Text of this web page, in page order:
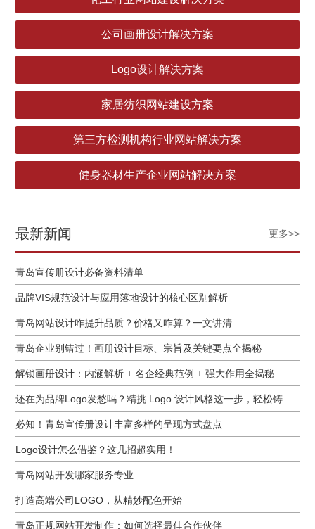
公司画册设计解决方案
Logo设计解决方案
家居纺织网站建设方案
第三方检测机构行业网站解决方案
健身器材生产企业网站解决方案
最新新闻 更多>>
青岛宣传册设计必备资料清单
品牌VIS规范设计与应用落地设计的核心区别解析
青岛网站设计咋提升品质？价格又咋算？一文讲清
青岛企业别错过！画册设计目标、宗旨及关键要点全揭秘
解锁画册设计：内涵解析 + 名企经典范例 + 强大作用全揭秘
必知！青岛宣传册设计丰富多样的呈现方式盘点
Logo设计怎么借鉴？这几招超实用！
青岛网站开发哪家服务专业
打造高端公司LOGO，从精妙配色开始
青岛正规网站开发制作：如何选择最佳合作伙伴